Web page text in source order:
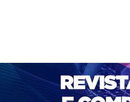
ACESSO CADASTRO
PORTAL DE REVISTAS DA UNIFACS
NOVA SUBMISSÃO